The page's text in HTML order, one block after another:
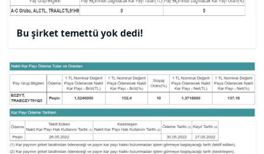
Bu şirket temettü yok dedi!